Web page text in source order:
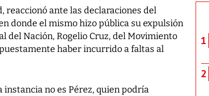
reaccionó ante las declaraciones del
donde el mismo hizo pública su expulsión
del Nación, Rogelio Cruz, del Movimiento
haber incurrido a faltas al
no es Pérez, quien podría
1
2